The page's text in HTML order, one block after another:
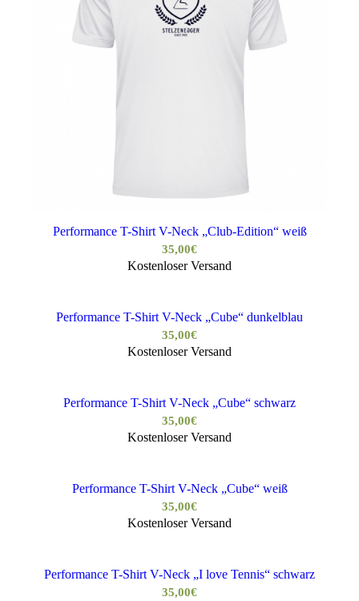
Performance T-Shirt V-Neck „Club-Edition“ weiß
35,00€
Kostenloser Versand
Performance T-Shirt V-Neck „Cube“ dunkelblau
35,00€
Kostenloser Versand
Performance T-Shirt V-Neck „Cube“ schwarz
35,00€
Kostenloser Versand
Performance T-Shirt V-Neck „Cube“ weiß
35,00€
Kostenloser Versand
Performance T-Shirt V-Neck „I love Tennis“ schwarz
35,00€